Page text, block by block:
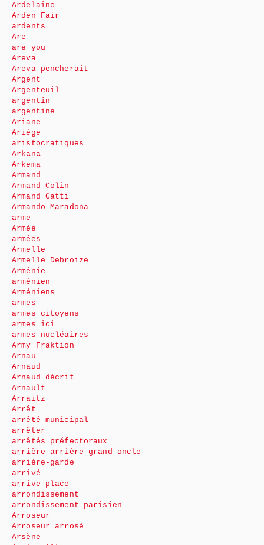
Ardelaine
Arden Fair
ardents
Are
are you
Areva
Areva pencherait
Argent
Argenteuil
argentin
argentine
Ariane
Ariège
aristocratiques
Arkana
Arkema
Armand
Armand Colin
Armand Gatti
Armando Maradona
arme
Armée
armées
Armelle
Armelle Debroize
Arménie
arménien
Arméniens
armes
armes citoyens
armes ici
armes nucléaires
Army Fraktion
Arnau
Arnaud
Arnaud décrit
Arnault
Arraitz
Arrêt
arrêté municipal
arrêter
arrêtés préfectoraux
arrière-arrière grand-oncle
arrière-garde
arrivé
arrive place
arrondissement
arrondissement parisien
Arroseur
Arroseur arrosé
Arsène